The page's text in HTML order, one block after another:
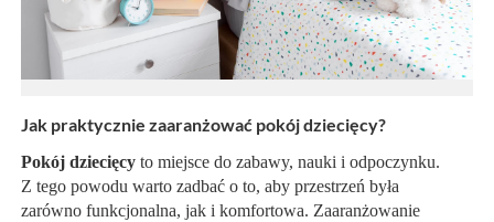
Jak praktycznie zaaranżować pokój dziecięcy?
Pokój dziecięcy to miejsce do zabawy, nauki i odpoczynku.
Z tego powodu warto zadbać o to, aby przestrzeń była
zarówno funkcjonalna, jak i komfortowa. Zaaranżowanie